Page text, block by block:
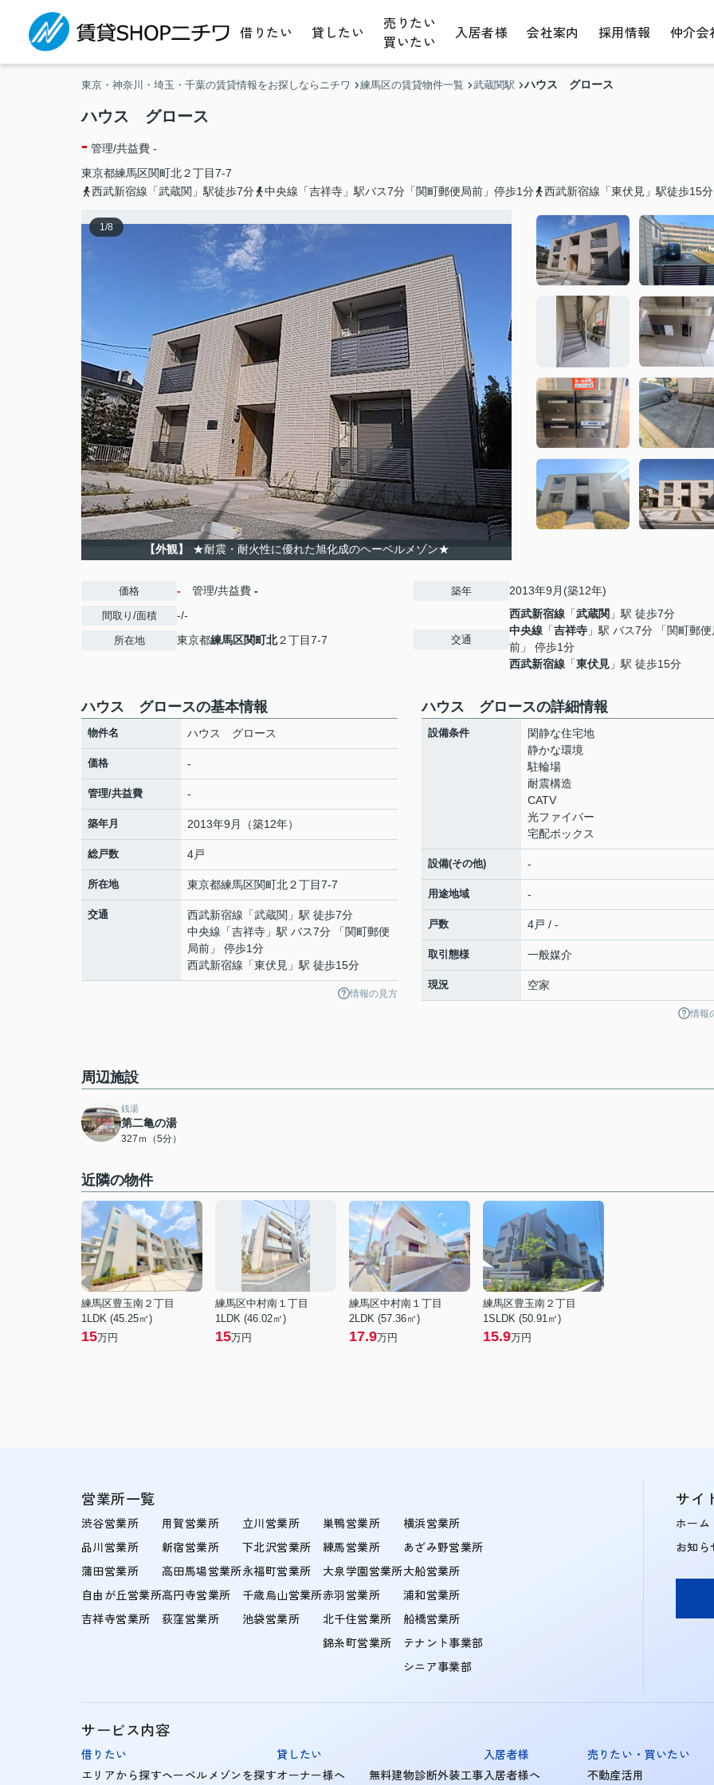
借りたい 貸したい
売りたい
買いたい
入居者様 会社案内 採用情報 仲介会
東京・神奈川・埼玉・千葉の賃貸情報をお探しならニチワ 練馬区の賃貸物件一覧 武蔵関駅 ハウス グロース
ハウス グロース
- 管理/共益費 -
東京都練馬区関町北２丁目7-7
西武新宿線「武蔵関」駅徒歩7分
中央線「吉祥寺」駅バス7分「関町郵便局前」停歩1分 西武新宿線「東伏見」駅徒歩15分
1/8
【外観】 ★耐震・耐火性に優れた旭化成のヘーベルメゾン★
価格 - 管理/共益費 -
間取り/面積 -/-
所在地 東京都練馬区関町北２丁目7-7
築年 2013年9月(築12年)
交通
西武新宿線 「武蔵関 」駅 徒歩7分
中央線 「吉祥寺 」駅 バス7分 「関町郵便
前」 停歩1分
西武新宿線 「東伏見 」駅 徒歩15分
ハウス グロースの基本情報
物件名 ハウス グロース
価格 -
管理/共益費 -
築年月 2013年9月（築12年）
総戸数 4戸
所在地 東京都練馬区関町北２丁目7-7
交通 西武新宿線 「武蔵関 」駅 徒歩7分
中央線 「吉祥寺 」駅 バス7分 「関町郵便
局前」 停歩1分
西武新宿線 「東伏見 」駅 徒歩15分
情報の見方
ハウス グロースの詳細情報
設備条件
閑静な住宅地
静かな環境
駐輪場
耐震構造
CATV
光ファイバー
宅配ボックス
設備(その他) -
用途地域 -
戸数 4戸 / -
取引態様 一般媒介
現況 空家
情報
周辺施設
銭湯
第二亀の湯
327ｍ（5分）
近隣の物件
練馬区豊玉南２丁目
1LDK (45.25㎡)
15万円
練馬区中村南１丁目
1LDK (46.02㎡)
15万円
練馬区中村南１丁目
2LDK (57.36㎡)
17.9万円
練馬区豊玉南２丁目
1SLDK (50.91㎡)
15.9万円
営業所一覧
渋谷営業所
品川営業所
蒲田営業所
自由が丘営業所
吉祥寺営業所
用賀営業所
新宿営業所
高田馬場営業所
高円寺営業所
荻窪営業所
立川営業所
下北沢営業所
永福町営業所
千歳烏山営業所
池袋営業所
巣鴨営業所
練馬営業所
大泉学園営業所
赤羽営業所
北千住営業所
錦糸町営業所
横浜営業所
あざみ野営業所
大船営業所
浦和営業所
船橋営業所
テナント事業部
シニア事業部
サイ
ホーム
お知ら
サービス内容
借りたい
エリアから探すヘーベルメゾンを探す
貸したい
オーナー様へ
無料建物診断外装工事
入居者様
入居者様へ
売りたい・買いたい
不動産活用